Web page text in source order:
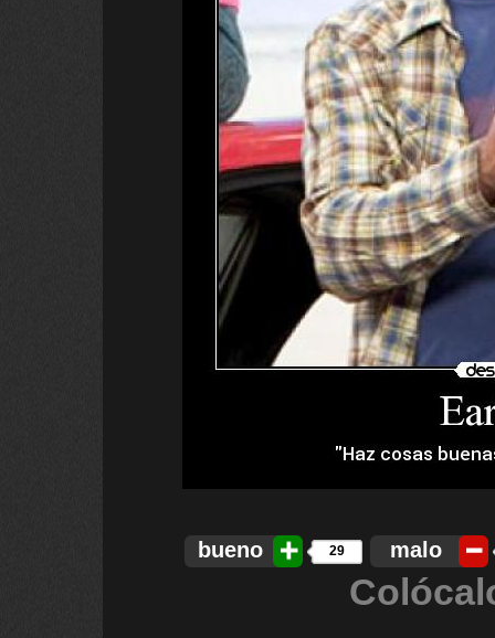
bueno 29 malo